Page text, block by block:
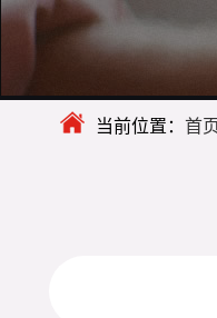
当前位置： 首页